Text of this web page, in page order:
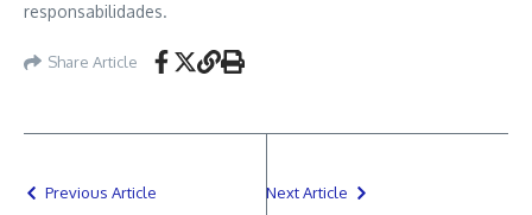
responsabilidades.
Share Article
Previous Article Next Article